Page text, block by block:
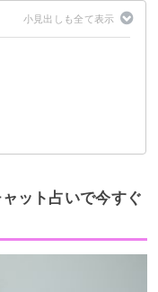
ット占いで今すぐ